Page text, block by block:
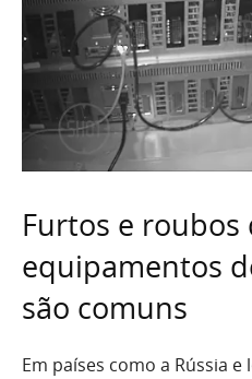
Furtos e roubos
equipamentos
são comuns
Em países como a Rússia